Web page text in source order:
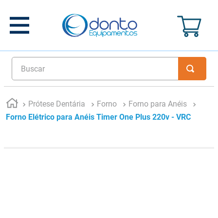
Buscar
Prótese Dentária Forno
Forno para Anéis
Forno Elétrico para Anéis Timer One Plus 220v - VRC